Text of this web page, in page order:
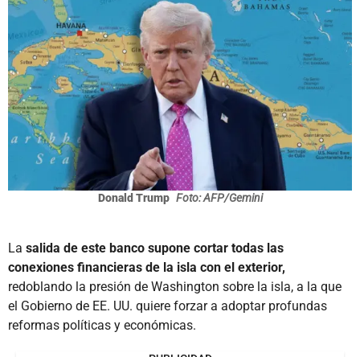
Donald Trump Foto: AFP/Gemini
La salida de este banco supone cortar todas las
conexiones financieras de la isla con el exterior,
redoblando la presión de Washington sobre la isla, a la que
el Gobierno de EE. UU. quiere forzar a adoptar profundas
reformas políticas y económicas.